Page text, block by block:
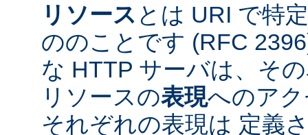
リソース とは URI で特
ののことです (RFC
な HTTP サーバは、そ
リソースの表現へのア
それぞれの表現は 定義